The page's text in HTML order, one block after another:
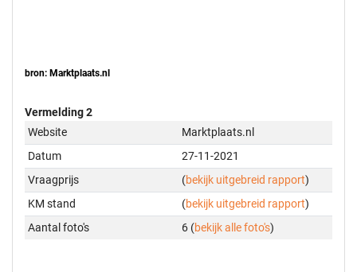
bron: Marktplaats.nl
Vermelding 2
Website
Marktplaats.nl
Datum
27-11-2021
Vraagprijs
(bekijk uitgebreid rapport)
KM stand
(bekijk uitgebreid rapport)
Aantal foto's
6 (bekijk alle foto's)